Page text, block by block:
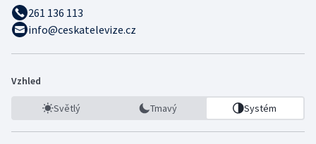
261 136 113
info@ceskatelevize.cz
Vzhled
Světlý Tmavý Systém